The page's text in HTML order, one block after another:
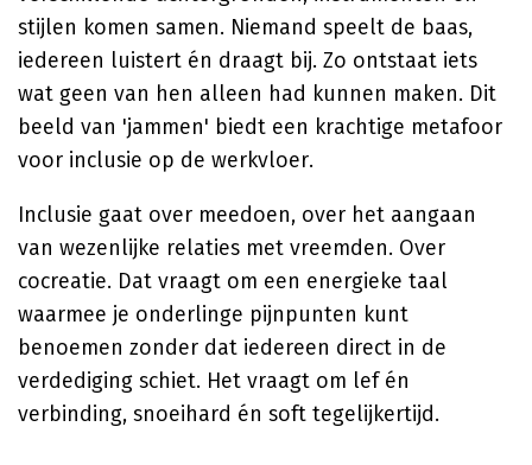
stijlen komen samen. Niemand speelt de baas,
iedereen luistert én draagt bij. Zo ontstaat iets
wat geen van hen alleen had kunnen maken. Dit
beeld van 'jammen' biedt een krachtige metafoor
voor inclusie op de werkvloer.
Inclusie gaat over meedoen, over het aangaan
van wezenlijke relaties met vreemden. Over
cocreatie. Dat vraagt om een energieke taal
waarmee je onderlinge pijnpunten kunt
benoemen zonder dat iedereen direct in de
verdediging schiet. Het vraagt om lef én
verbinding, snoeihard én soft tegelijkertijd.